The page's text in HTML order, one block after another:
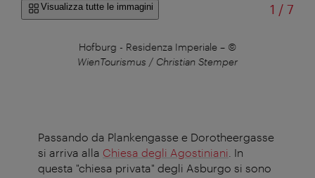
Visualizza tutte le immagini 1 /di
7
Hofburg - Residenza Imperiale– ©
WienTourismus / Christian Stemper
Passando da Plankengasse e Dorotheergasse
si arriva alla Chiesa degli Agostiniani . In
questa "chiesa privata" degli Asburgo si sono